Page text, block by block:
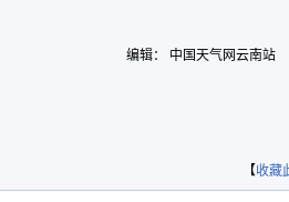
编辑： 中国天气网云南站
【收藏